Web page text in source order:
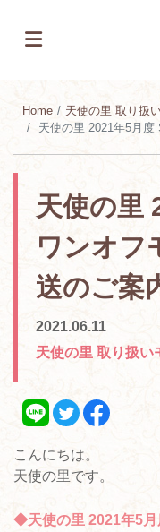
Home 天使の里 取り扱
天使の里 2021年5月度
天使の里
ワンオフ
送のご案
2021.06.11
天使の里 取り扱い
こんにちは。
天使の里です。
◆天使の里 2021年5月